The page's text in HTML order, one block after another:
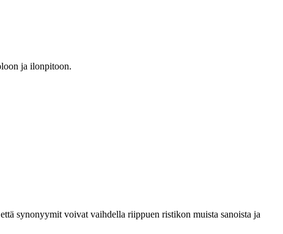
ja ilonpitoon.
synonyymit voivat vaihdella riippuen ristikon muista sanoista ja